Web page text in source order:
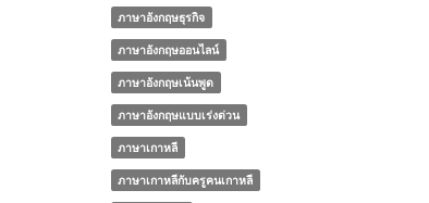
ภาษาอังกฤษธุรกิจ
ภาษาอังกฤษออนไลน์
ภาษาอังกฤษเน้นพูด
ภาษาอังกฤษแบบเร่งด่วน
ภาษาเกาหลี
ภาษาเกาหลีกับครูคนเกาหลี